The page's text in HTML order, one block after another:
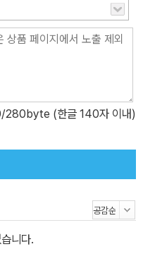
/280byte (한글 140자 이내)
니다.